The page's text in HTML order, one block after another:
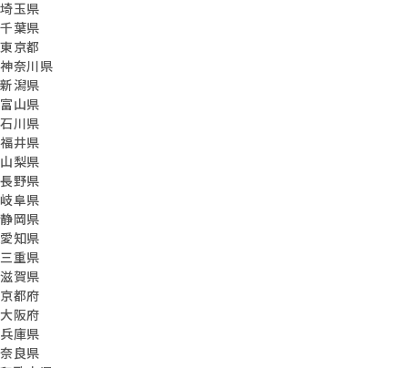
埼玉県
千葉県
東京都
神奈川県
新潟県
富山県
石川県
福井県
山梨県
長野県
岐阜県
静岡県
愛知県
三重県
滋賀県
京都府
大阪府
兵庫県
奈良県